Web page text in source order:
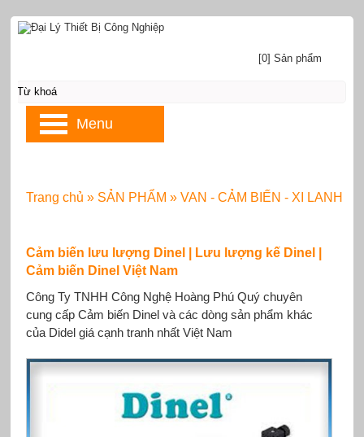
Cảm biến lưu lượng Dinel | Lưu lượng kế Dinel |
Cảm biến Dinel Việt Nam
Công Ty TNHH Công Nghệ Hoàng Phú Quý chuyên
cung cấp Cảm biến Dinel và các dòng sản phẩm khác
của Didel giá cạnh tranh nhất Việt Nam
Trang chủ » SẢN PHẨM » VAN - CẢM BIẾN - XI LANH
[0] Sản phẩm
Menu